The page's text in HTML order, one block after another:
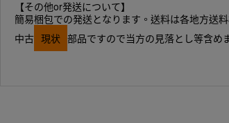
【その他or発送について】
簡易梱包での発送となります。送料は各地方送
中古 現状 部品ですので当方の見落とし等含め